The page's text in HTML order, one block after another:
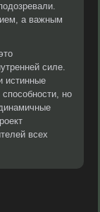
а важным
силе.
истинные
но
всех